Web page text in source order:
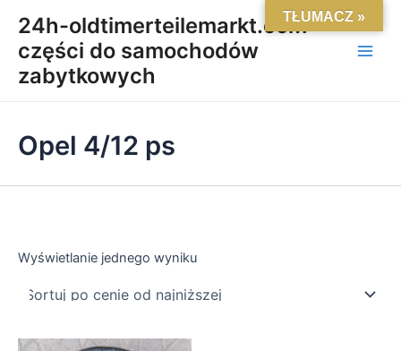
content
24h-oldtimerteilemarkt.com-
części do samochodów
zabytkowych
Main
Opel 4/12 ps
Wyświetlanie jednego wyniku
TŁUMACZ »